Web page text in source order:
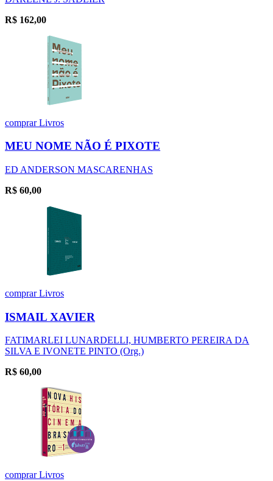
R$ 162,00
comprarLivros
MEU NOME NÃO É PIXOTE
ED ANDERSON MASCARENHAS
R$ 60,00
comprarLivros
ISMAIL XAVIER
FATIMARLEI LUNARDELLI, HUMBERTO PEREIRA DA
SILVA E IVONETE PINTO (Org.)
R$ 60,00
comprarLivros